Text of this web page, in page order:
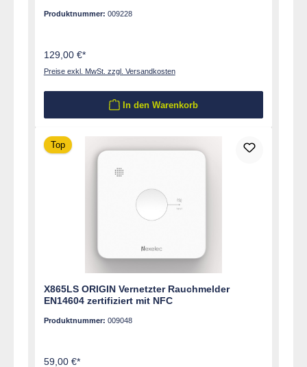
Produktnummer: 009228
129,00 €*
Preise exkl. MwSt. zzgl. Versandkosten
In den Warenkorb
Top
X865LS ORIGIN Vernetzter Rauchmelder
EN14604 zertifiziert mit NFC
Produktnummer: 009048
59,00 €*